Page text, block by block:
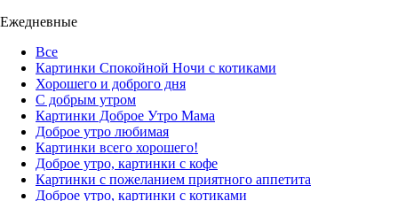
Ежедневные
Все
Картинки Спокойной Ночи с котиками
Хорошего и доброго дня
С добрым утром
Картинки Доброе Утро Мама
Доброе утро любимая
Картинки всего хорошего!
Доброе утро, картинки с кофе
Картинки с пожеланием приятного аппетита
Доброе утро, картинки с котиками